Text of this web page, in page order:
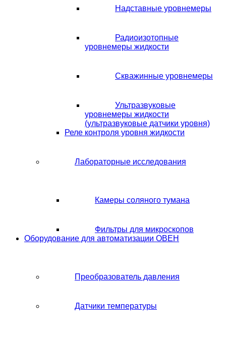
Надставные уровнемеры
Радиоизотопные
уровнемеры жидкости
Скважинные уровнемеры
Ультразвуковые
уровнемеры жидкости
(ультразвуковые датчики уровня)
Реле контроля уровня жидкости
Лабораторные исследования
Камеры соляного тумана
Фильтры для микроскопов
Оборудование для автоматизации ОВЕН
Преобразователь давления
Датчики температуры